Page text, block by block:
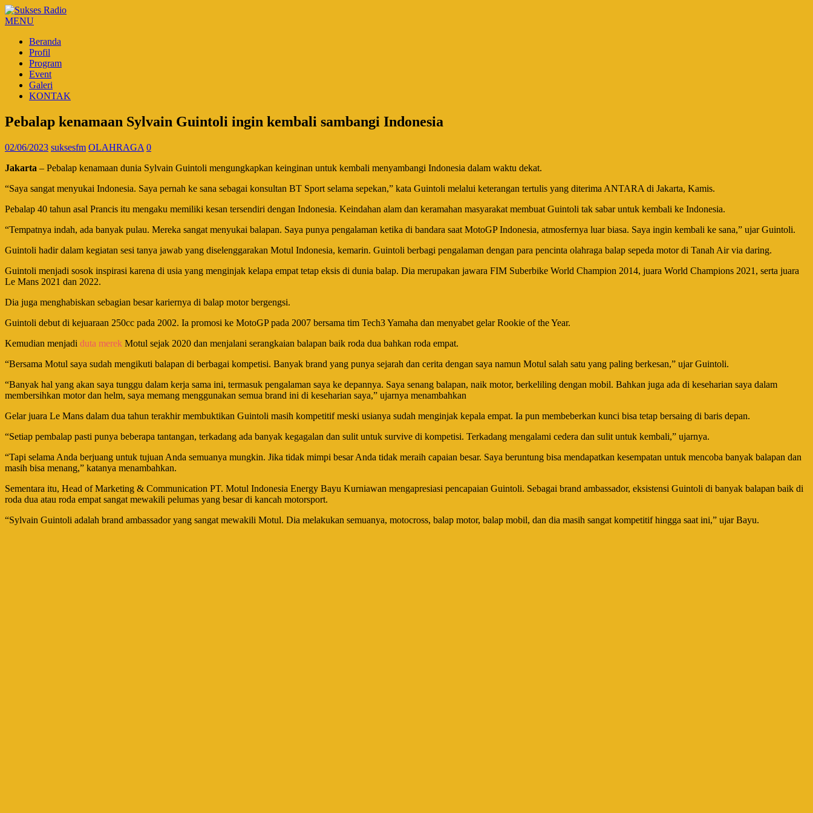
MENU
Beranda
Profil
Program
Event
Galeri
KONTAK
Pebalap kenamaan Sylvain Guintoli ingin kembali sambangi Indonesia
02/06/2023 suksesfm OLAHRAGA 0
Jakarta – Pebalap kenamaan dunia Sylvain Guintoli mengungkapkan keinginan untuk kembali menyambangi Indonesia dalam waktu dekat.
“Saya sangat menyukai Indonesia. Saya pernah ke sana sebagai konsultan BT Sport selama sepekan,” kata Guintoli melalui keterangan tertulis yang diterima ANTARA di Jakarta, Kamis.
Pebalap 40 tahun asal Prancis itu mengaku memiliki kesan tersendiri dengan Indonesia. Keindahan alam dan keramahan masyarakat membuat Guintoli tak sabar untuk kembali ke Indonesia.
“Tempatnya indah, ada banyak pulau. Mereka sangat menyukai balapan. Saya punya pengalaman ketika di bandara saat MotoGP Indonesia, atmosfernya luar biasa. Saya ingin kembali ke sana,” ujar Guintoli.
Guintoli hadir dalam kegiatan sesi tanya jawab yang diselenggarakan Motul Indonesia, kemarin. Guintoli berbagi pengalaman dengan para pencinta olahraga balap sepeda motor di Tanah Air via daring.
Guintoli menjadi sosok inspirasi karena di usia yang menginjak kelapa empat tetap eksis di dunia balap. Dia merupakan jawara FIM Suberbike World Champion 2014, juara World Champions 2021, serta juara
Le Mans 2021 dan 2022.
Dia juga menghabiskan sebagian besar kariernya di balap motor bergengsi.
Guintoli debut di kejuaraan 250cc pada 2002. Ia promosi ke MotoGP pada 2007 bersama tim Tech3 Yamaha dan menyabet gelar Rookie of the Year.
Kemudian menjadi duta merek Motul sejak 2020 dan menjalani serangkaian balapan baik roda dua bahkan roda empat.
“Bersama Motul saya sudah mengikuti balapan di berbagai kompetisi. Banyak brand yang punya sejarah dan cerita dengan saya namun Motul salah satu yang paling berkesan,” ujar Guintoli.
“Banyak hal yang akan saya tunggu dalam kerja sama ini, termasuk pengalaman saya ke depannya. Saya senang balapan, naik motor, berkeliling dengan mobil. Bahkan juga ada di keseharian saya dalam
membersihkan motor dan helm, saya memang menggunakan semua brand ini di keseharian saya,” ujarnya menambahkan
Gelar juara Le Mans dalam dua tahun terakhir membuktikan Guintoli masih kompetitif meski usianya sudah menginjak kepala empat. Ia pun membeberkan kunci bisa tetap bersaing di baris depan.
“Setiap pembalap pasti punya beberapa tantangan, terkadang ada banyak kegagalan dan sulit untuk survive di kompetisi. Terkadang mengalami cedera dan sulit untuk kembali,” ujarnya.
“Tapi selama Anda berjuang untuk tujuan Anda semuanya mungkin. Jika tidak mimpi besar Anda tidak meraih capaian besar. Saya beruntung bisa mendapatkan kesempatan untuk mencoba banyak balapan dan
masih bisa menang,” katanya menambahkan.
Sementara itu, Head of Marketing & Communication PT. Motul Indonesia Energy Bayu Kurniawan mengapresiasi pencapaian Guintoli. Sebagai brand ambassador, eksistensi Guintoli di banyak balapan baik di
roda dua atau roda empat sangat mewakili pelumas yang besar di kancah motorsport.
“Sylvain Guintoli adalah brand ambassador yang sangat mewakili Motul. Dia melakukan semuanya, motocross, balap motor, balap mobil, dan dia masih sangat kompetitif hingga saat ini,” ujar Bayu.